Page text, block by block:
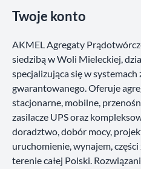
Twoje konto
AKMEL Agregaty
siedzibą w Woli Mieleckiej,
specjalizująca się w
gwarantowanego. Oferuje
stacjonarne, mobilne,
zasilacze UPS oraz
doradztwo, dobór mocy,
uruchomienie, wynajem,
terenie całej Polski.